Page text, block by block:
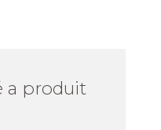
a produit